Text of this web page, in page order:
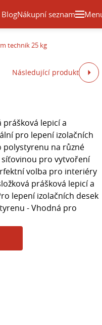
BlogNákupní seznam
technik 25 kg
Následující produkt
lepicí a
pro lepení izolačních
polystyrenu na různé
síťovinou pro vytvoření
volba pro interiéry
prášková lepicí a
lepení izolačních desek
- Vhodná pro